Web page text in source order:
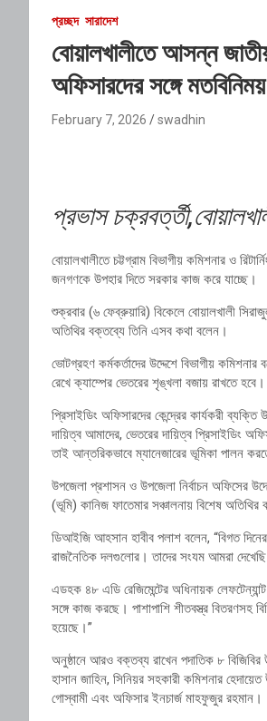
প্রচ্ছদ সারাদেশ
বোয়ালখালীতে আসন্ন
অফিসারদের সঙ্গে
February 7, 2026 swadhin
প্রভাস
বোয়ালখালীতে চট্টগ্রাম বিভাগীয় কমিশনার ও
জনগণকে উপহার দিতে সরকার কাজ করে যাচ্ছে।
শুক্রবার (৬ ফেব্রুয়ারি) বিকেলে বোয়ালখালী
অতিথির বক্তব্যে তিনি এসব কথা বলেন।
ভোটগ্রহণ কর্মকর্তাদের উদ্দেশে বিভাগীয়
রেখে ক্যাম্পের ভেতরের শৃঙ্খলা বজায় রাখতে
প্রিসাইডিং অফিসারদের কেন্দ্রের কার্যকরী
দায়িত্ব আমাদের, ভেতরের দায়িত্ব প্রিসাইডিং
তাই আন্তরিকভাবে ম্যানেজারের ভূমিকা পালন
উপজেলা প্রশাসন ও উপজেলা নির্বাচন অফিসের
(ভূমি) কানিজ ফাতেমার সঞ্চালনায় বিশেষ
ডিআইজি আহসান হাবীব পলাশ বলেন, “বিগত
রাজনৈতিক দলগুলোর। তাদের সংযম আমরা
এডহক ৪৮ এডি রেজিমেন্টের অধিনায়ক
সঙ্গে কাজ করছে। পাশাপাশি শীতবস্ত্র বিতরণসহ
হয়েছে।”
অনুষ্ঠানে আরও বক্তব্য রাখেন পদাতিক ৮
হাসান জাহিন, সিনিয়র সহকারী কমিশনার
গোস্বামী এবং অফিসার ইনচার্জ মাহফুজুর রহমান।